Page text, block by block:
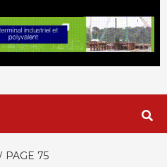
PAGE 75